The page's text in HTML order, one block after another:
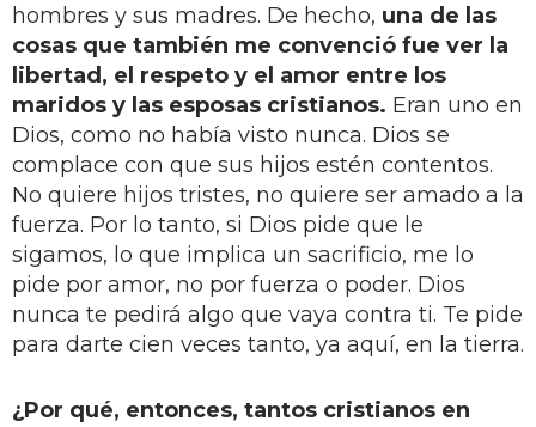
hombres y sus madres. De hecho, una de las
cosas que también me convenció fue ver la
libertad, el respeto y el amor entre los
maridos y las esposas cristianos. Eran uno en
Dios, como no había visto nunca. Dios se
complace con que sus hijos estén contentos.
No quiere hijos tristes, no quiere ser amado a la
fuerza. Por lo tanto, si Dios pide que le
sigamos, lo que implica un sacrificio, me lo
pide por amor, no por fuerza o poder. Dios
nunca te pedirá algo que vaya contra ti. Te pide
para darte cien veces tanto, ya aquí, en la tierra.
¿Por qué, entonces, tantos cristianos en